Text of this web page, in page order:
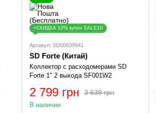
+СКИДКА 10% купон SALE10
Артикул: SD00039941
SD Forte (Китай)
Коллектор с расходомерами SD
Forte 1" 2 выхода SF001W2
3 639 грн
2 799 грн
В наличии